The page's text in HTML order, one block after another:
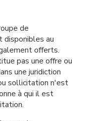
de
au
offerts.
pas une offre ou
une juridiction
sollicitation n'est
à qui il est